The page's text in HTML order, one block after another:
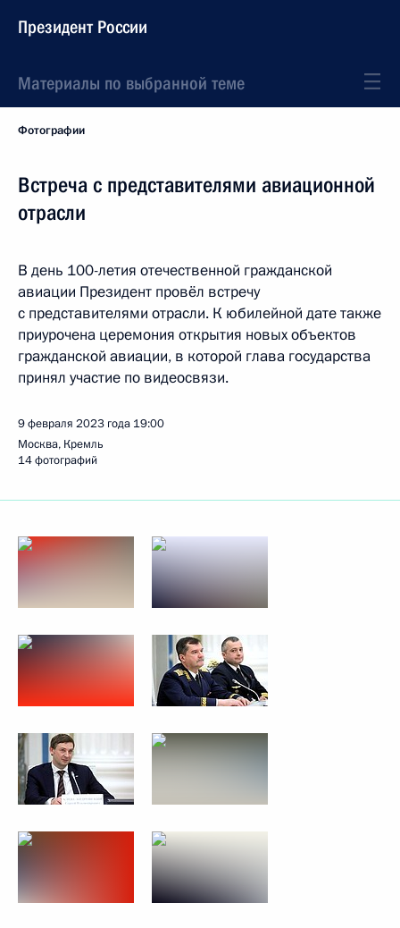
Президент России
Материалы по выбранной теме
Фотографии
Встреча с представителями авиационной
отрасли
В день 100-летия отечественной гражданской
авиации Президент провёл встречу
с представителями отрасли. К юбилейной дате также
приурочена церемония открытия новых объектов
гражданской авиации, в которой глава государства
принял участие по видеосвязи.
9 февраля 2023 года 19:00
Москва, Кремль
14 фотографий